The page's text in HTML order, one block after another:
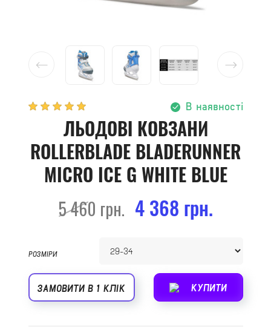
В наявності
ЛЬОДОВІ КОВЗАНИ
ROLLERBLADE BLADERUNNER
MICRO ICE G WHITE BLUE
5 460 грн. 4 368 грн.
РОЗМІРИ
КУПИТИ
ЗАМОВИТИ В 1 КЛІК